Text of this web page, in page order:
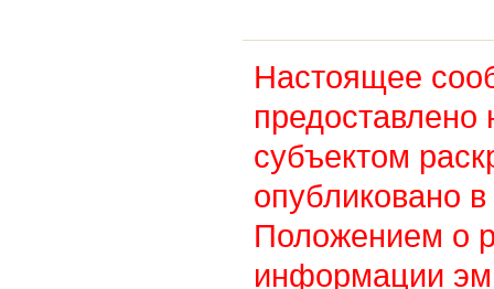
Настоящее
предоставлено
субъектом
опубликовано в
Положением о
информации